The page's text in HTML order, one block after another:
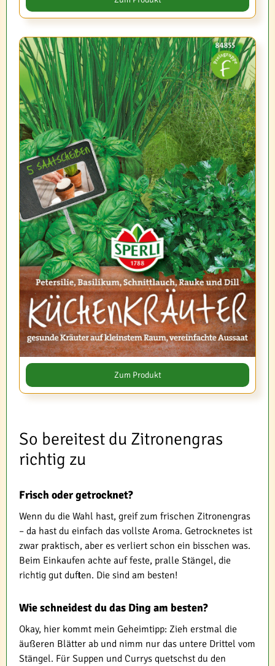
Zum Produkt
So bereitest du Zitronengras
richtig zu
Frisch oder getrocknet?
Wenn du die Wahl hast, greif zum frischen Zitronengras
– da hast du einfach das vollste Aroma. Getrocknetes ist
zwar praktisch, aber es verliert schon ein bisschen was.
Beim Einkaufen achte auf feste, pralle Stängel, die
richtig gut duften. Die sind am besten!
Wie schneidest du das Ding am besten?
Okay, hier kommt mein Geheimtipp: Zieh erstmal die
äußeren Blätter ab und nimm nur das untere Drittel vom
Stängel. Für Suppen und Currys quetschst du den